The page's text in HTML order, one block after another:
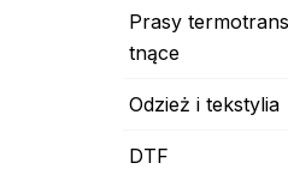
Prasy
tnące
Odzież i tekstylia
DTF